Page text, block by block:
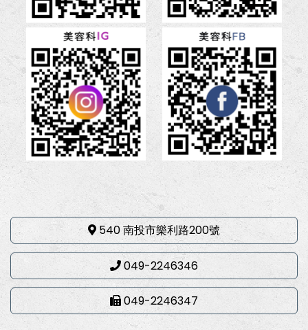
540 南投市樂利路200號
049-2246346
049-2246347